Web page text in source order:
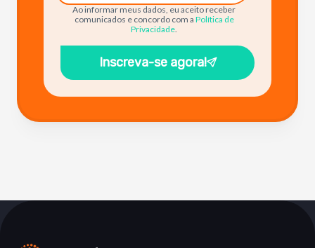
Ao informar meus dados, eu aceito receber
comunicados e concordo com a Política de
Privacidade
Inscreva-se agora!